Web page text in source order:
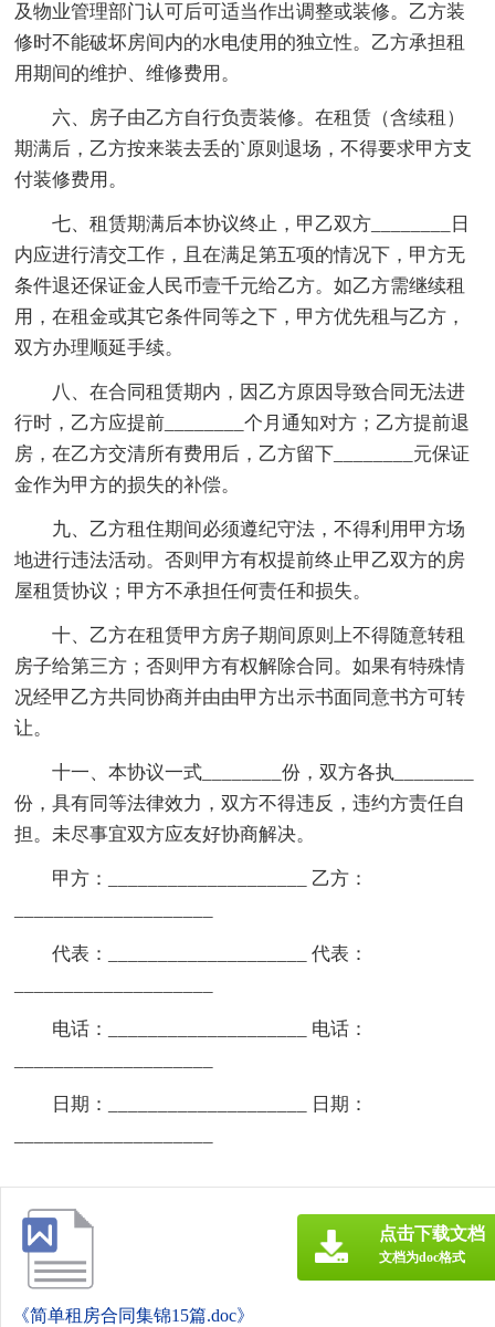
及物业管理部门认可后可适当作出调整或装修。乙方装
修时不能破坏房间内的水电使用的独立性。乙方承担租
用期间的维护、维修费用。
六、房子由乙方自行负责装修。在租赁（含续租）
期满后，乙方按来装去丢的`原则退场，不得要求甲方支
付装修费用。
七、租赁期满后本协议终止，甲乙双方________日
内应进行清交工作，且在满足第五项的情况下，甲方无
条件退还保证金人民币壹千元给乙方。如乙方需继续租
用，在租金或其它条件同等之下，甲方优先租与乙方，
双方办理顺延手续。
八、在合同租赁期内，因乙方原因导致合同无法进
行时，乙方应提前________个月通知对方；乙方提前退
房，在乙方交清所有费用后，乙方留下________元保证
金作为甲方的损失的补偿。
九、乙方租住期间必须遵纪守法，不得利用甲方场
地进行违法活动。否则甲方有权提前终止甲乙双方的房
屋租赁协议；甲方不承担任何责任和损失。
十、乙方在租赁甲方房子期间原则上不得随意转租
房子给第三方；否则甲方有权解除合同。如果有特殊情
况经甲乙方共同协商并由由甲方出示书面同意书方可转
让。
十一、本协议一式________份，双方各执________
份，具有同等法律效力，双方不得违反，违约方责任自
担。未尽事宜双方应友好协商解决。
甲方：____________________ 乙方：
代表：____________________ 代表：
电话：____________________ 电话：
日期：____________________ 日期：
《简单租房合同集锦15篇.doc》
点击下载文档
文档为doc格式